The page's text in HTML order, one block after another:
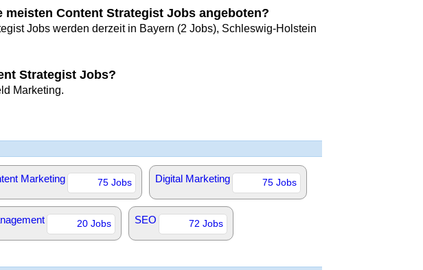
Content Strategist Jobs angeboten?
Jobs werden derzeit in Bayern (2 Jobs), Schleswig-Holstein
Strategist Jobs?
Marketing.
Marketing 75 Jobs Digital Marketing 75 Jobs
20 Jobs SEO 72 Jobs